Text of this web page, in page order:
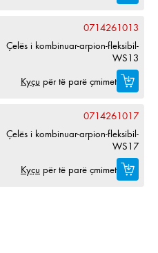
0714261013
Çelës i kombinuar-arpion-fleksibil-
WS13
Kyçu për të parë çmimet
0714261017
Çelës i kombinuar-arpion-fleksibil-
WS17
Kyçu për të parë çmimet